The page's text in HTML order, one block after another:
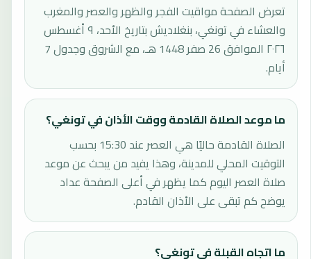
تعرض الصفحة مواقيت الفجر والظهر والعصر والمغرب
والعشاء في تونغي، بنغلاديش بتاريخ الأحد، ٩ أغسطس
٢٠٢٦ الموافق 26 صفر 1448 هـ، مع الشروق وجدول 7
أيام.
ما موعد الصلاة القادمة ووقت الأذان في تونغي؟
الصلاة القادمة حاليًا هي العصر عند 15:30 بحسب
التوقيت المحلي للمدينة، وهذا يفيد من يبحث عن موعد
صلاة العصر اليوم كما يظهر في أعلى الصفحة عداد
يوضح كم تبقى على الأذان القادم.
ما اتجاه القبلة في تونغي؟